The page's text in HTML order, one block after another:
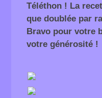
Téléthon ! La
que doublée par
Bravo pour votre
votre générosité !